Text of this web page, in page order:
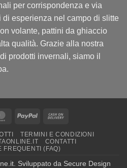
per corrispondenza e via
di esperienza nel campo di slitte
volante, pattini da ghiaccio
qualità. Grazie alla nostra
prodotti invernali, siamo il
MasterCardPayPal
Delivery
TERMINI E CONDIZIONI
CONTATTI
FREQUENTI (FAQ)
. Sviluppato da Secure Design